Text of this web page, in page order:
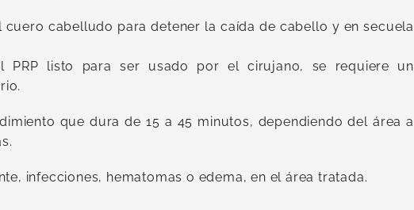
cabelludo para detener la caída de cabello y en secuela
PRP listo para ser usado por el cirujano, se requiere un
que dura de 15 a 45 minutos, dependiendo del área a
infecciones, hematomas o edema, en el área tratada.